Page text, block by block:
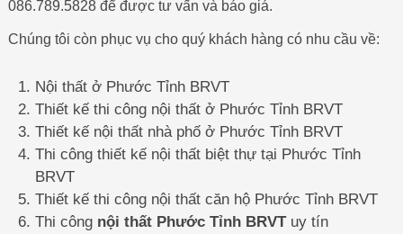
086.789.5828 để được tư vấn và báo giá.
Chúng tôi còn phục vụ cho quý khách hàng có nhu cầu về:
Nội thất ở Phước Tỉnh BRVT
Thiết kế thi công nội thất ở Phước Tỉnh BRVT
Thiết kế nội thất nhà phố ở Phước Tỉnh BRVT
Thi công thiết kế nội thất biệt thự tại Phước Tỉnh
BRVT
Thiết kế thi công nội thất căn hộ Phước Tỉnh BRVT
Thi công nội thất Phước Tỉnh BRVTuy tín